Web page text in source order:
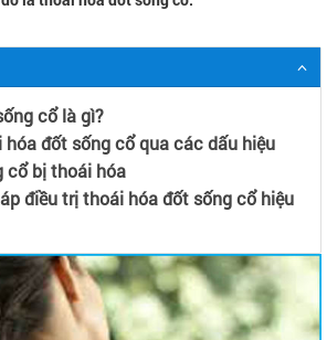
cổ là gì?
hóa đốt sống cổ qua các dấu hiệu
cổ bị thoái hóa
điều trị thoái hóa đốt sống cổ hiệu